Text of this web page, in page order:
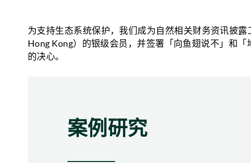
为支持生态系统保护，我们成为自然相关财务资讯披
Hong Kong）的银级会员，并签署「向鱼翅说不」和
的决心。
案例研究